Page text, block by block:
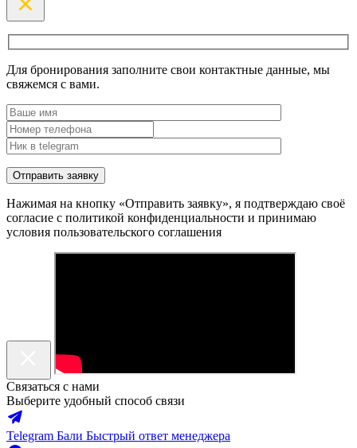
Для бронирования заполните свои контактные данные, мы
свяжемся с вами.
Нажимая на кнопку «Отправить заявку», я подтверждаю своё
согласие с политикой конфиденциальности и принимаю
условия пользовательского соглашения
Связаться с нами
Выберите удобный способ связи
Telegram Бали Быстрый ответ менеджера